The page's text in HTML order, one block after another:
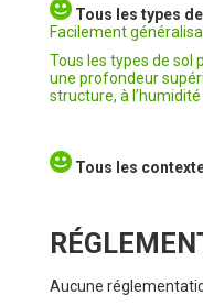
Tous les types
Facilement
Tous les types de sol
une profondeur
structure, à
Tous les
Aucune